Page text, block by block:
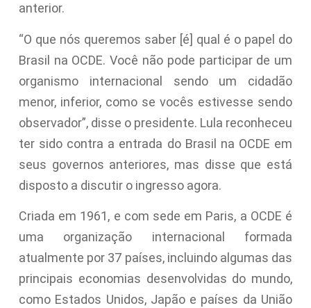
anterior.
“O que nós queremos saber [é] qual é o papel do
Brasil na OCDE. Você não pode participar de um
organismo internacional sendo um cidadão
menor, inferior, como se vocês estivesse sendo
observador”, disse o presidente. Lula reconheceu
ter sido contra a entrada do Brasil na OCDE em
seus governos anteriores, mas disse que está
disposto a discutir o ingresso agora.
Criada em 1961, e com sede em Paris, a OCDE é
uma organização internacional formada
atualmente por 37 países, incluindo algumas das
principais economias desenvolvidas do mundo,
como Estados Unidos, Japão e países da União